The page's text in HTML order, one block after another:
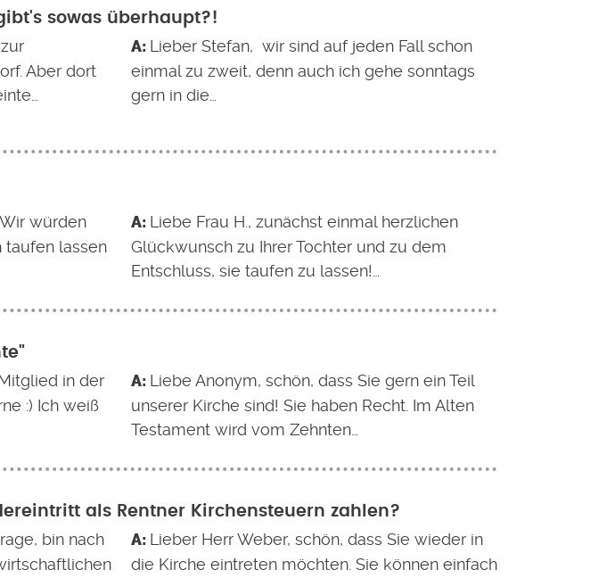
sowas überhaupt?!
Aber dort
Lieber Stefan, wir sind auf jeden Fall schon
einmal zu zweit, denn auch ich gehe sonntags
gern in die…
würden
taufen lassen
Liebe Frau H., zunächst einmal herzlichen
Glückwunsch zu Ihrer Tochter und zu dem
Entschluss, sie taufen zu lassen!…
in der
:) Ich weiß
Liebe Anonym, schön, dass Sie gern ein Teil
unserer Kirche sind! Sie haben Recht. Im Alten
Testament wird vom Zehnten…
als Rentner Kirchensteuern zahlen?
bin nach
Lieber Herr Weber, schön, dass Sie wieder in
die Kirche eintreten möchten. Sie können einfach